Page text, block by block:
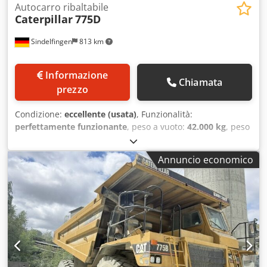
Sindelfingen 813 km
Autocarro ribaltabile
Caterpillar775D
prezzo
Chiamata
Condizione: eccellente (usata), Funzionalità:
perfettamente funzionante, peso a vuoto: 42.000 kg, peso
62.700 kg, peso complessivo:
kg, Anno di produzione:2011, ore di funzionamento:
20.000 h, * Anno di fabbricazione 2011 (ricondizionamento
certificato) * 20.000 ore * Motore Cat V3412E (815 CV / 600
kW) * Carico utile: 62,7 t * Peso a vuoto: 42.000 kg * Peso
lordo consentito: 105.000 kg * Capacità: 42 m³
Dcjdpfeznbctsx An Hok * Pneumatici: 24.00 R35 *
Condizioni eccellenti
Annuncio economico